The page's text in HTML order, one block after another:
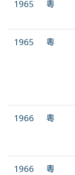
1965 粵
1965 粵
1966 粵
1966 粵